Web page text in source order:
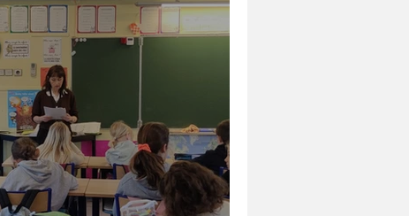
Publique & Familles
SECURITE
AUGUSTE ESCOFFIER